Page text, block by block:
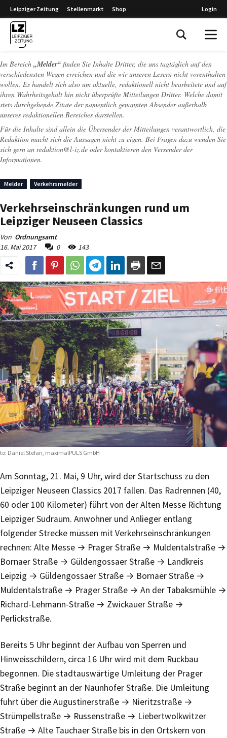
Leipziger Zeitung Stellenmarkt Shop Login
Im Bereich „Melder“ finden Sie Inhalte Dritter, die uns tagtäglich auf den
verschiedensten Wegen erreichen und die wir unseren Lesern nicht vorenthalten
wollen. Es handelt sich also um aktuelle, redaktionell nicht bearbeitete und auf
ihren Wahrheitsgehalt hin nicht überprüfte Mitteilungen Dritter. Welche damit
stets durchgehende Zitate der namentlich genannten Absender außerhalb
unseres redaktionellen Bereiches darstellen.
Für die Inhalte sind allein die Übersender der Mitteilungen verantwortlich, die
Redaktion macht sich die Aussagen nicht zu eigen. Bei Fragen dazu wenden Sie
sich gern an redaktion@l-iz.de oder kontaktieren den Versender der
Informationen.
Melder Verkehrsmelder
Verkehrseinschränkungen rund um
Leipziger Neuseen Classics
Von Ordnungsamt
16. Mai 2017
0 143
Daniel Stefan, maximalPULS GmbH
Am Sonntag, 21. Mai, 9 Uhr, wird der Startschuss zu den
Leipziger Neuseen Classics 2017 fallen. Das Radrennen (40,
60 oder 100 Kilometer) führt von der Alten Messe Richtung
Leipziger Sudraum. Anwohner und Anlieger entlang
folgender Strecke müssen mit Verkehrseinschränkungen
rechnen: Alte Messe → Prager Straße → Muldentalstraße →
Bornaer Straße → Güldengossaer Straße → Landkreis
Leipzig → Güldengossaer Straße → Bornaer Straße →
Muldentalstraße → Prager Straße → An der Tabaksmühle →
Richard-Lehmann-Straße → Zwickauer Straße →
Perlickstraße.
Bereits 5 Uhr beginnt der Aufbau von Sperren und
Hinweisschildern, circa 16 Uhr wird mit dem Ruckbau
begonnen. Die stadtauswärtige Umleitung der Prager
Straße beginnt an der Naunhofer Straße. Die Umleitung
fuhrt über die Augustinerstraße → Nieritzstraße →
Strümpellstraße → Russenstraße → Liebertwolkwitzer
Straße → Alte Tauchaer Straße bis in den Ortskern von